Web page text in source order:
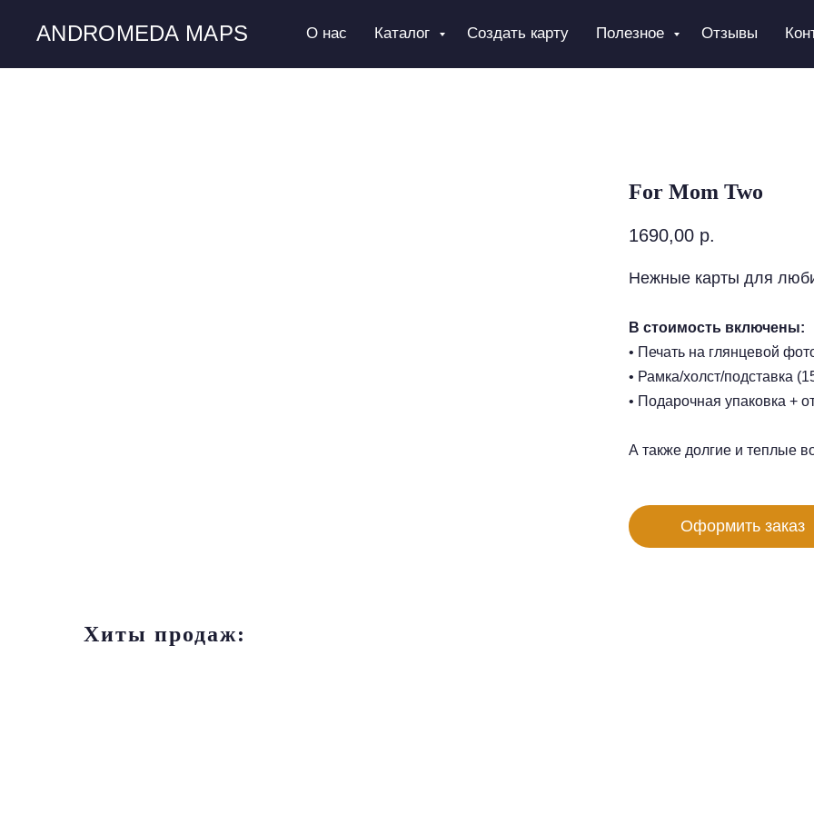
ANDROMEDA MAPS О нас Каталог Создать карту Полезное Отзывы
For Mom Two
1690,00 р.
Нежные карты для
В стоимость включены:
• Печать на глянцевой
• Рамка/холст/подставка
• Подарочная упаковка +
А также долгие и теплые
Оформить заказ
Хиты продаж: